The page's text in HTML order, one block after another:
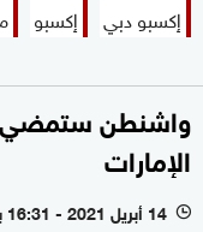
إكسبو دبي إكسبو
الإمارات
l 14 أبريل 2021 - 16:31 بتوقيت أبوظبي